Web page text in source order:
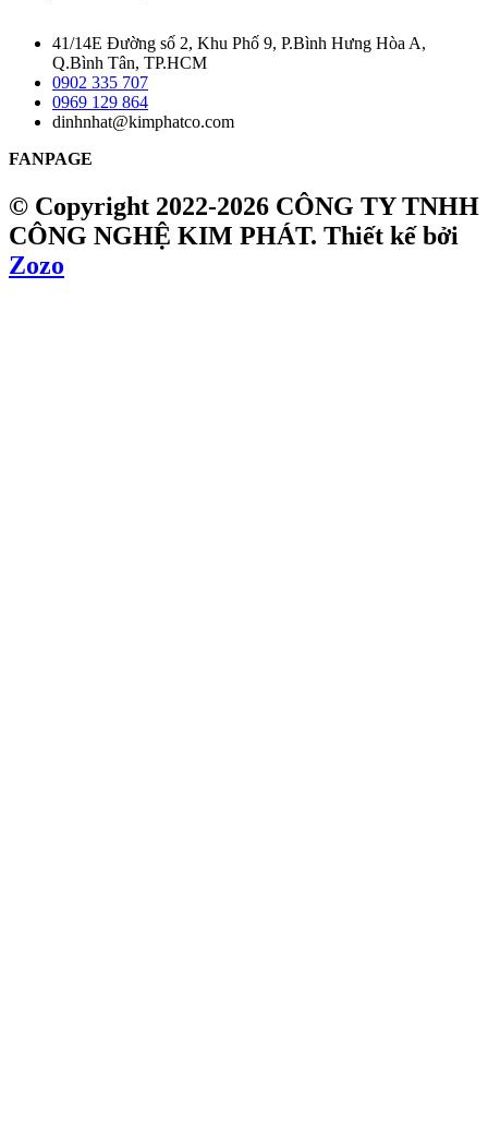
41/14E Đường số 2, Khu Phố 9, P.Bình Hưng Hòa A,
Q.Bình Tân, TP.HCM
0902 335 707
0969 129 864
dinhnhat@kimphatco.com
FANPAGE
© Copyright 2022-2026 CÔNG TY TNHH
CÔNG NGHỆ KIM PHÁT. Thiết kế bởi
Zozo